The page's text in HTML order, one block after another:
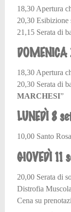
18,30 Apertura
20,30 Esibizione
21,15 Serata di
18,30 Apertura
20,30 Serata di
MARCHESI”
LUNEDÌ 8
10,00 Santo
GIOVEDÌ 11
20,00 Serata di
Distrofia
Cena su